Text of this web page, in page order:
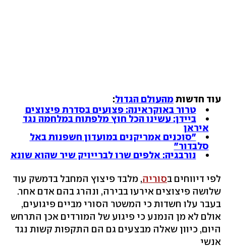
עוד חדשותמהעולם הגדול:
טרור באוקראינה: פצועים בסדרת פיצוצים
ביידן: עשינו הכל חוץ מלפתוח במלחמה נגד
איראן
"סוכנים אמריקנים במועדון חשפנות באל
סלבדור"
נורבגיה: אלפים שרו לברייויק שיר שהוא שונא
לפי דיווחים בסוריה, מלבד פיצוץ המחבל בדמשק עוד
שלושה פיצוצים אירעו בבירה, ונהרג בהם אדם אחר.
בעבר עלו חשדות כי המשטר הסורי מביים פיגועים,
אולם לא מן הנמנע כי פיגוע של המורדים אכן התרחש
היום, כיוון שאלה מבצעים גם הם התקפות קשות נגד
אנשי